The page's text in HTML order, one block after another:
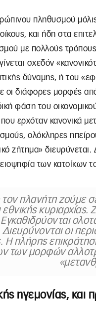
πληθυσμού
και ήδη στα
με πολλούς
σχεδόν
δύναμης, ή του
οι διάφορες μορφές
φάση του
ερχόταν κανονικά
ολόκληρες
ζήτημα»
των κατοίκων
πλανήτη ζούμε
εθνικής
οι
Η πλήρης
των μορφών
ηγεμονίας, και